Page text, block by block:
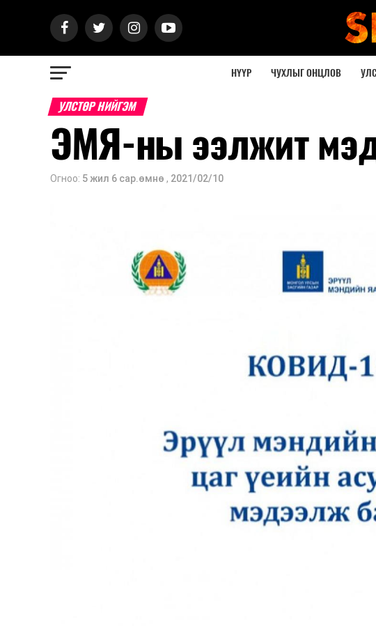
НҮҮР ЧУХЛЫГ ОНЦЛОВ
УЛСТӨР НИЙГЭМ
ЭМЯ-ны ээлжит
Огноо: 5 жил 6 сар.өмнө , 2021/02/10